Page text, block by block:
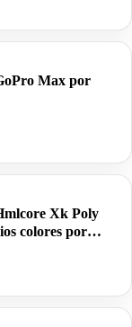
Max por
Xk Poly
colores por